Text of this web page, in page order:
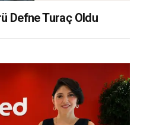
Defne Turaç Oldu